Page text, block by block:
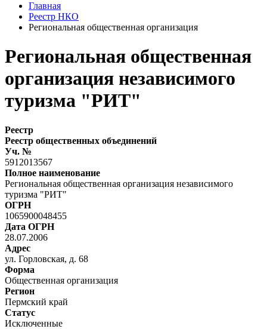
Главная
Реестр НКО
Региональная общественная организация
Региональная общественная
организация независимого
туризма "РИТ"
Реестр
Реестр общественных объединений
Уч. №
5912013567
Полное наименование
Региональная общественная организация независимого
туризма "РИТ"
ОГРН
1065900048455
Дата ОГРН
28.07.2006
Адрес
ул. Горловская, д. 68
Форма
Общественная организация
Регион
Пермский край
Статус
Исключенные